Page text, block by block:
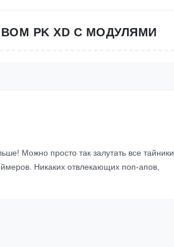
PK XD С МОДУЛЯМИ
Можно просто так залутать все тайники
Никаких отвлекающих поп-апов,